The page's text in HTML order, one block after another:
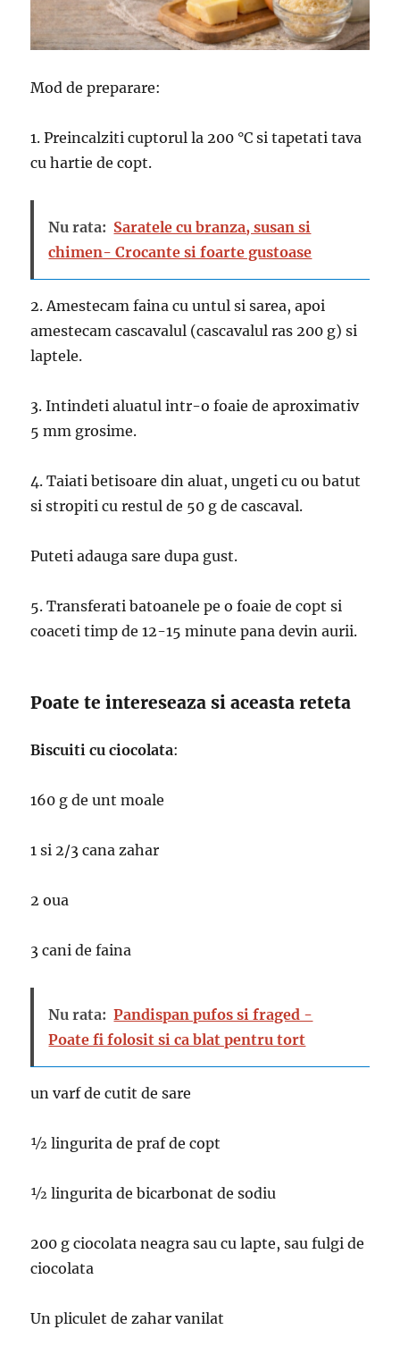
Mod de preparare:
1. Preincalziti cuptorul la 200 °C si tapetati tava
cu hartie de copt.
Nu rata: Saratele cu branza, susan si
chimen- Crocante si foarte gustoase
2. Amestecam faina cu untul si sarea, apoi
amestecam cascavalul (cascavalul ras 200 g) si
laptele.
3. Intindeti aluatul intr-o foaie de aproximativ
5 mm grosime.
4. Taiati betisoare din aluat, ungeti cu ou batut
si stropiti cu restul de 50 g de cascaval.
Puteti adauga sare dupa gust.
5. Transferati batoanele pe o foaie de copt si
coaceti timp de 12-15 minute pana devin aurii.
Poate te intereseaza si aceasta reteta
Biscuiti cu ciocolata:
160 g de unt moale
1 si 2/3 cana zahar
2 oua
3 cani de faina
Nu rata: Pandispan pufos si fraged -
Poate fi folosit si ca blat pentru tort
un varf de cutit de sare
½ lingurita de praf de copt
½ lingurita de bicarbonat de sodiu
200 g ciocolata neagra sau cu lapte, sau fulgi de
ciocolata
Un pliculet de zahar vanilat